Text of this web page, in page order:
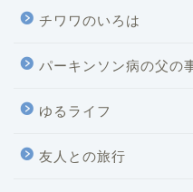
チワワのいろは
パーキンソン病の父の
ゆるライフ
友人との旅行